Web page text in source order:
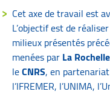
Cet axe de travail est
L’objectif est de
milieux présentés
menées parLa
leCNRS, en
l’IFREMER, l’UNIMA,